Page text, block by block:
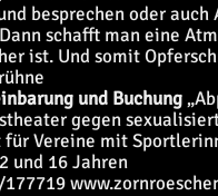
besprechen oder auch
schafft man eine
ist. Und somit
und Buchung
gegen
Vereine mit
und 16 Jahren
177719